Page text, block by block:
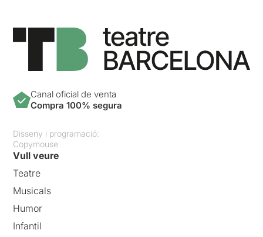
Canal oficial de venta
Compra 100% segura
Disseny i programació:
Copymouse
Vull veure
Teatre
Musicals
Humor
Infantil